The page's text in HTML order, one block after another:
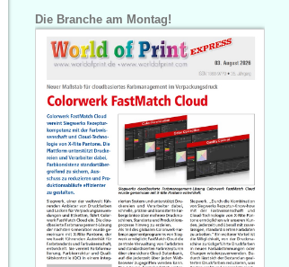
Die Branche am Montag!